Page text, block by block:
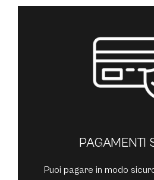
PAGAMENTI
Puoi pagare in modo